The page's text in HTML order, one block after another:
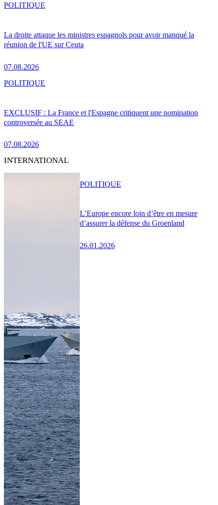
La droite attaque les ministres espagnols pour avoir manqué la
réunion de l'UE sur Ceuta
07.08.2026
POLITIQUE
EXCLUSIF : La France et l'Espagne critiquent une nomination
controversée au SEAE
07.08.2026
POLITIQUE
INTERNATIONAL
L’Europe encore loin d’être en mesure
d’assurer la défense du Groenland
26.01.2026
POLITIQUE